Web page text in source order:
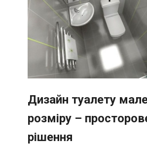
Дизайн туалету
розміру –
рішення